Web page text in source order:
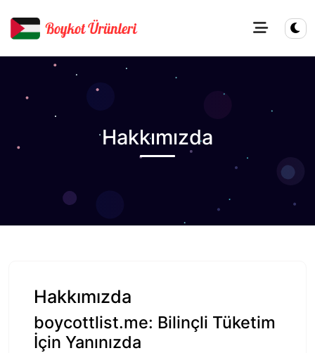
Hakkımızda
Hakkımızda
boycottlist.me: Bilinçli Tüketim
İçin Yanınızda